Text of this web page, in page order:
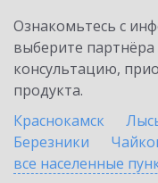
Ознакомьтесь с
выберите партнёра
консультацию,
продукта.
Краснокамск
Березники
все населенные